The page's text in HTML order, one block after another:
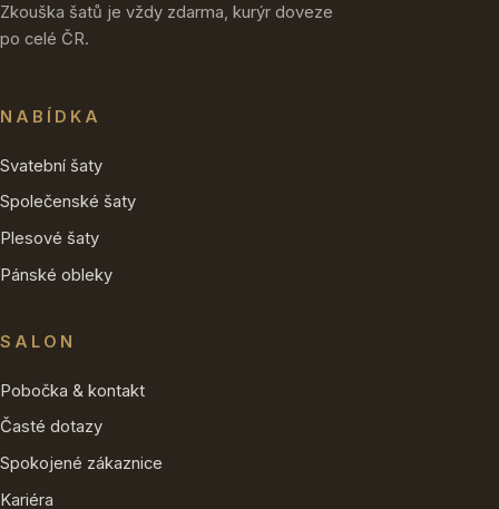
Zkouška šatů je vždy zdarma, kurýr doveze
po celé ČR.
NABÍDKA
Svatební šaty
Společenské šaty
Plesové šaty
Pánské obleky
SALON
Pobočka & kontakt
Časté dotazy
Spokojené zákaznice
Kariéra